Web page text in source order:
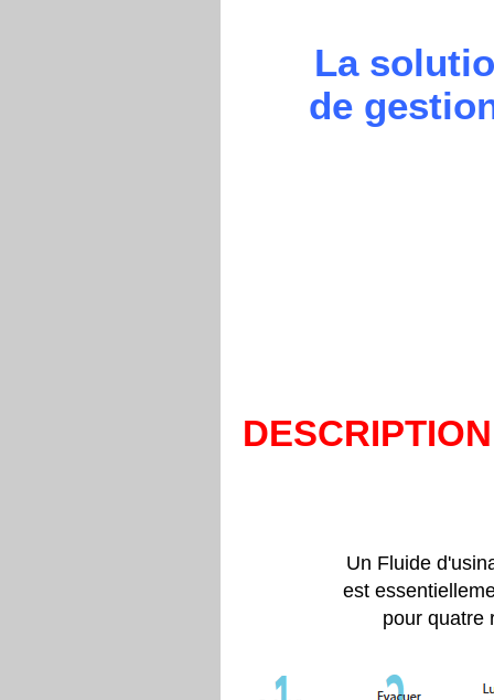
La
de
DESCRIPTION
Un Fluide
est
pour quatre